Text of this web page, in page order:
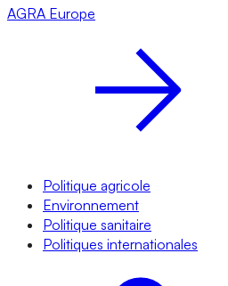
AGRA Europe
Politique agricole
Environnement
Politique sanitaire
Politiques internationales